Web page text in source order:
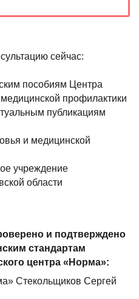
сейчас:
пособиям Центра
профилактики
публикациям
и медицинской
учреждение
области
и подтверждено
стандартам
центра «Норма»: